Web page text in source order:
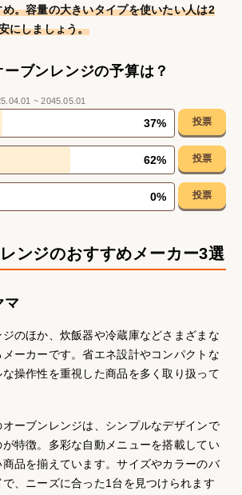
。容量の大きいタイプを使いたい人は2
にしましょう。
ブンレンジの予算は？
~2045.05.01
37% 投票
62% 投票
0% 投票
ンジのおすすめメーカー3選
マ
のほか、炊飯器や冷蔵庫などさまざまな
ーカーです。省エネ設計やコンパクトな
操作性を重視した商品を多く取り扱って
ーブンレンジは、シンプルなデザインで
特徴。多彩な自動メニューを搭載してい
品を揃えています。サイズやカラーのバ
、ニーズに合った1台を見つけられます